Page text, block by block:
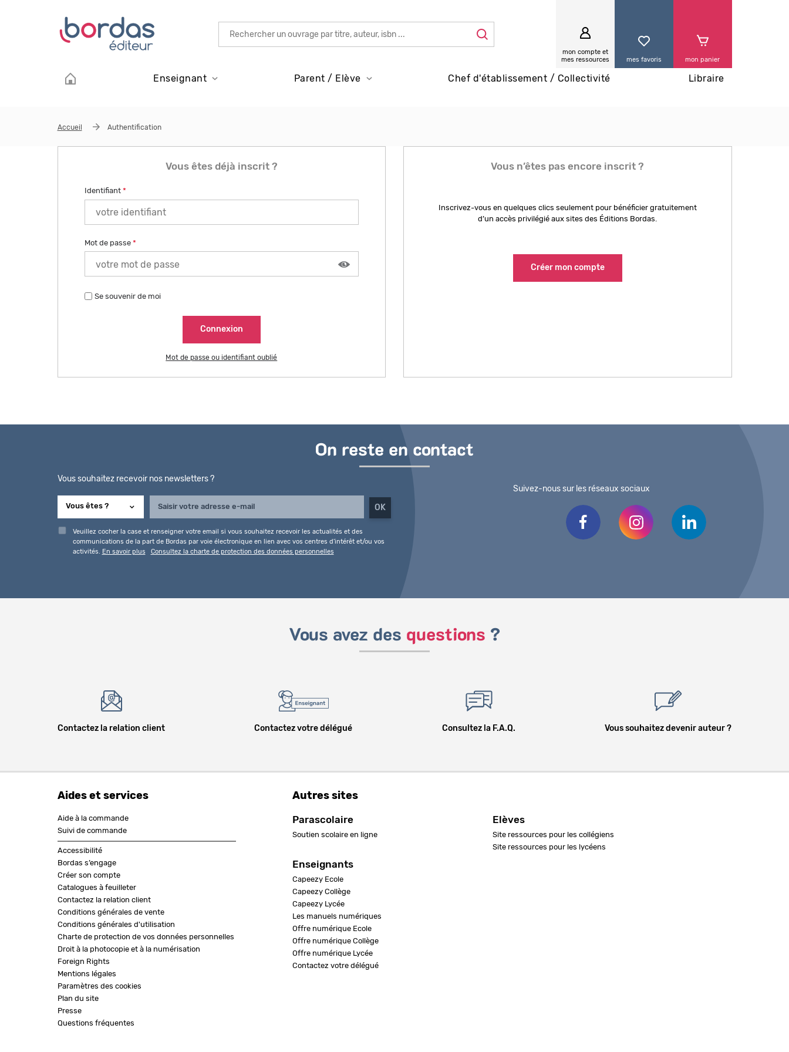
Aller au contenu principal
mon compte et
mes ressources
mes favoris mon panier
Enseignant Parent / Elève Chef d'établissement / Collectivité Libraire
Accueil Authentification
Vous êtes déjà inscrit ?
Identifiant *
Mot de passe *
Se souvenir de moi
Mot de passe ou identifiant oublié
Vous n’êtes pas encore inscrit ?
Inscrivez-vous en quelques clics seulement pour bénéficier gratuitement
d’un accès privilégié aux sites des Éditions Bordas.
Créer mon compte
On reste en contact
Vous souhaitez recevoir nos newsletters ?
Veuillez cocher la case et renseigner votre email si vous souhaitez recevoir les actualités et des
communications de la part de Bordas par voie électronique en lien avec vos centres d'intérêt et/ou vos
activités.
En savoir plus Consultez la charte de protection des données personnelles
Suivez-nous sur les réseaux sociaux
Vous avez des questions ?
Contactez la relation client Contactez votre délégué Consultez la F.A.Q. Vous souhaitez devenir auteur ?
Aides et services
Aide à la commande
Suivi de commande
Accessibilité
Bordas s’engage
Créer son compte
Catalogues à feuilleter
Contactez la relation client
Conditions générales de vente
Conditions générales d'utilisation
Charte de protection de vos données personnelles
Droit à la photocopie et à la numérisation
Foreign Rights
Mentions légales
Paramètres des cookies
Plan du site
Presse
Questions fréquentes
Autres sites
Parascolaire
Soutien scolaire en ligne
Enseignants
Capeezy Ecole
Capeezy Collège
Capeezy Lycée
Les manuels numériques
Offre numérique Ecole
Offre numérique Collège
Offre numérique Lycée
Contactez votre délégué
Elèves
Site ressources pour les collégiens
Site ressources pour les lycéens